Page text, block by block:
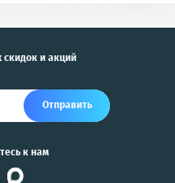
скидок и акций
Отправить
к нам